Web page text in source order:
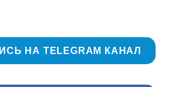
НА TELEGRAM КАНАЛ